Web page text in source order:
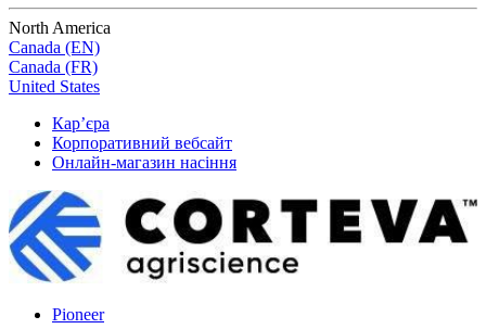
North America
Canada (EN)
Canada (FR)
United States
Кар’єра
Корпоративний вебсайт
Онлайн-магазин насіння
Pioneer